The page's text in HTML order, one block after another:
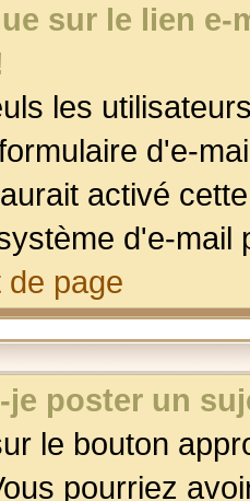
sur le lien
les
d'e-
activé
d'e-
de page
je poster un
le bouton
pourriez